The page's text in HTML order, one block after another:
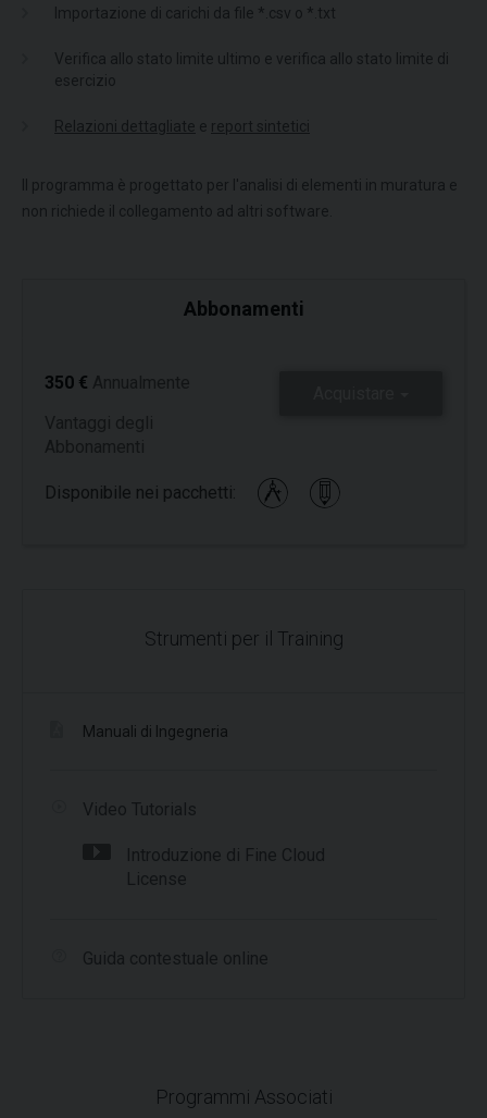
Importazione di carichi da file *.csv o *.txt
Verifica allo stato limite ultimo e verifica allo stato limite di
esercizio
Relazioni dettagliate e report sintetici
Il programma è progettato per l'analisi di elementi in muratura e
non richiede il collegamento ad altri software.
Abbonamenti
350 €
Disponibile nei pacchetti:
Strumenti per il Training
Manuali di Ingegneria
Video Tutorials
Introduzione di Fine Cloud
License
Guida contestuale online
Programmi Associati